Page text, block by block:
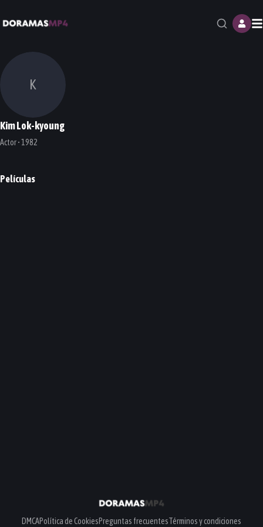
K
Kim Lok-kyoung
Actor • 1982
Películas
Bleak Night
DMCAPolítica de CookiesPreguntas frecuentesTérminos y condiciones